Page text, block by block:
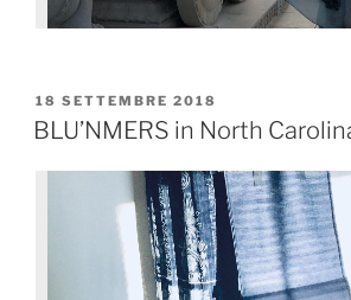
18 SETTEMBRE 2018
BLU’NMERS in North